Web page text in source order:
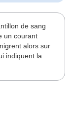
de sang
un courant
alors sur
indiquent la